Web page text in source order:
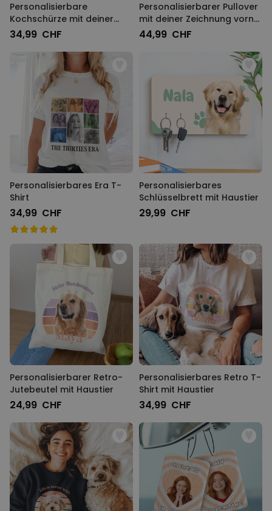
Personalisierbare
Kochschürze mit deiner
Zeichnung
34,99 CHF
Personalisierbarer Pullover
mit deiner Zeichnung vorne
und hinten
44,99 CHF
Personalisierbares Era T-
Shirt
34,99 CHF
Personalisierbares
Schlüsselbrett mit Haustier
29,99 CHF
Personalisierbarer Retro-
Jutebeutel mit Haustier
24,99 CHF
Personalisierbares Retro T-
Shirt mit Haustier
34,99 CHF